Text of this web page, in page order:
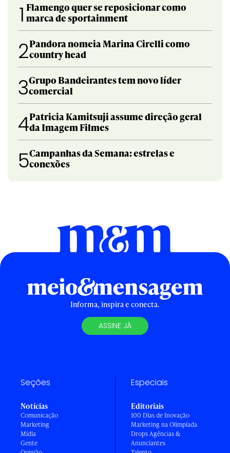
1 Flamengo quer se reposicionar como
marca de sportainment
2Pandora nomeia Marina Cirelli como
country head
3Grupo Bandeirantes tem novo líder
comercial
4Patricia Kamitsuji assume direção geral
da Imagem Filmes
5Campanhas da Semana: estrelas e
conexões
Informa, inspira e conecta.
ASSINE JÁ
Seções
Notícias
Comunicação
Marketing
Mídia
Gente
Especiais
Editoriais
100 Dias de Inovação
Marketing na Olimpíada
Drops Agências &
Anunciantes